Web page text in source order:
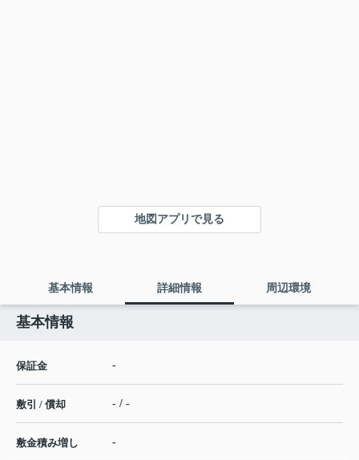
地図アプリで見る
基本情報 詳細情報 周辺環境
基本情報
保証金 -
敷引 / 償却 - / -
敷金積み増し -